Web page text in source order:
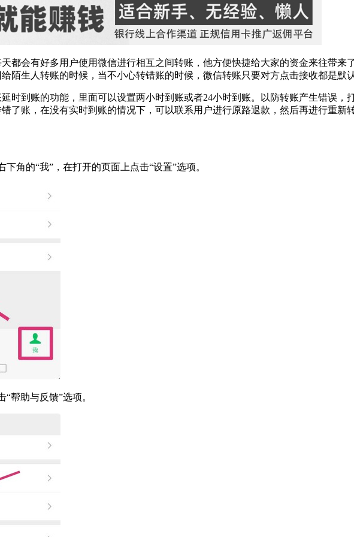
都会有好多用户使用微信进行相互之间转账，他方便快捷给大家的资金来往带
陌生人转账的时候，当不小心转错账的时候，微信转账只要对方点击接收都是默
时到账的功能，里面可以设置两小时到账或者24小时到账。以防转账产生错误
了账，在没有实时到账的情况下，可以联系用户进行原路退款，然后再进行重
角的“我”，在打开的页面上点击“设置”选项。
帮助与反馈”选项。